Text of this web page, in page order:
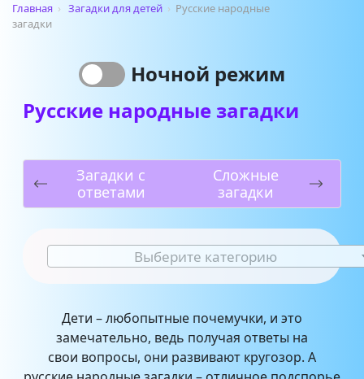
Главная › Загадки для детей › Русские народные
загадки
Ночной режим
Русские народные загадки
Загадки с
ответами
Сложные
загадки
Выберите категорию
Дети – любопытные почемучки, и это
замечательно, ведь получая ответы на
свои вопросы, они развивают кругозор. А